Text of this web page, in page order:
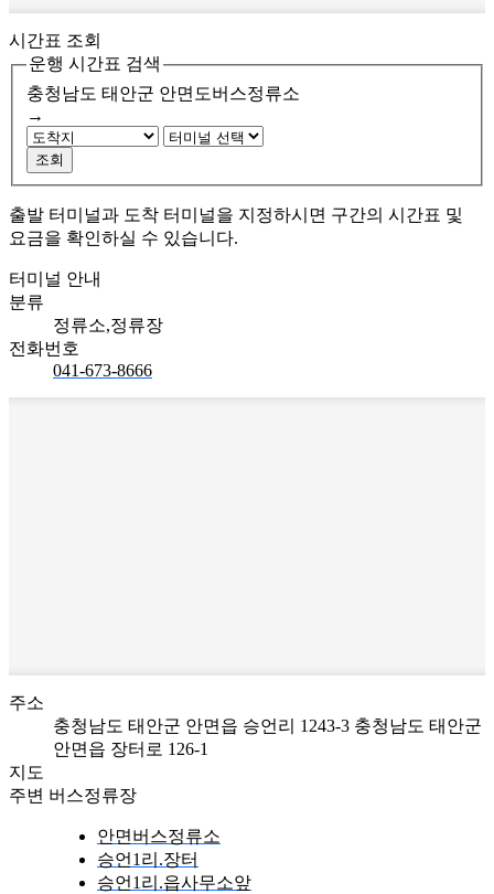
시간표 조회
운행 시간표 검색
충청남도 태안군 안면도버스정류소
→
조회
출발 터미널과 도착 터미널을 지정하시면 구간의 시간표 및
요금을 확인하실 수 있습니다.
터미널 안내
분류
정류소,정류장
전화번호
041-673-8666
주소
충청남도 태안군 안면읍 승언리 1243-3 충청남도 태안군
안면읍 장터로 126-1
지도
주변 버스정류장
안면버스정류소
승언1리.장터
승언1리.읍사무소앞